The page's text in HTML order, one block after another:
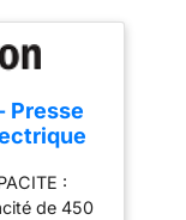
Presse
:
de 450